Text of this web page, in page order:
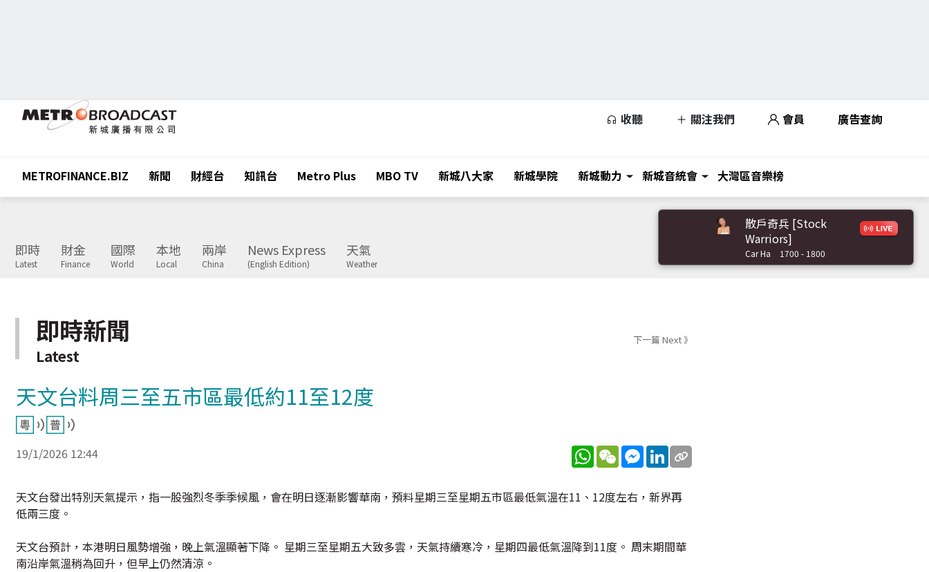
收聽 關注我們 會員 廣告查詢
METROFINANCE.BIZ 新聞 財經台 知訊台 Metro Plus MBO TV 新城八大家 新城學院 新城動力 新城音統會 大灣區音樂榜
即時
Latest
財金
Finance
國際
World
本地
Local
兩岸
China
News Express
(English Edition)
天氣
Weather
散戶奇兵 [Stock
Warriors]
Car Ha 1700 - 1800
即時新聞
Latest
下一篇 Next 》
天文台料周三至五市區最低約11至12度
19/1/2026 12:44 WhatsApp
WeChatMessenger
LinkedIn
天文台發出特別天氣提示，指一股強烈冬季季候風，會在明日逐漸影響華南，預料星期三至星期五市區最低氣溫在11、12度左右，新界再
低兩三度。
天文台預計，本港明日風勢增強，晚上氣溫顯著下降。 星期三至星期五大致多雲，天氣持續寒冷，星期四最低氣溫降到11度。 周末期間華
南沿岸氣溫稍為回升，但早上仍然清涼。